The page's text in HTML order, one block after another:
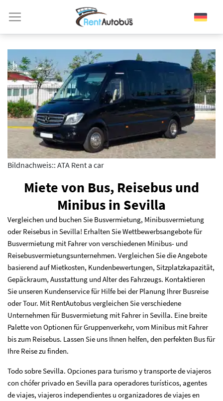
Bildnachweis:: ATA Rent a car
Miete von Bus, Reisebus und
Minibus in Sevilla
Vergleichen und buchen Sie Busvermietung, Minibusvermietung
oder Reisebus in Sevilla! Erhalten Sie Wettbewerbsangebote für
Busvermietung mit Fahrer von verschiedenen Minibus- und
Reisebusvermietungsunternehmen. Vergleichen Sie die Angebote
basierend auf Mietkosten, Kundenbewertungen, Sitzplatzkapazität,
Gepäckraum, Ausstattung und Alter des Fahrzeugs. Kontaktieren
Sie unseren Kundenservice für Hilfe bei der Planung Ihrer Busreise
oder Tour. Mit RentAutobus vergleichen Sie verschiedene
Unternehmen für Busvermietung mit Fahrer in Sevilla. Eine breite
Palette von Optionen für Gruppenverkehr, vom Minibus mit Fahrer
bis zum Reisebus. Lassen Sie uns Ihnen helfen, den perfekten Bus für
Ihre Reise zu finden.
Todo sobre Sevilla. Opciones para turismo y transporte de viajeros
con chófer privado en Sevilla para operadores turísticos, agentes
de viajes, viajeros independientes u organizadores de viajes en